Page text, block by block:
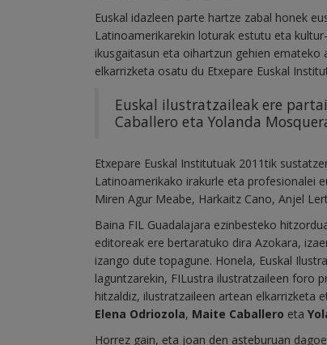
Euskal idazleen parte hartze zabal honek
Latinoamerikarekin loturak estutu eta
ikusgaitasun eta oihartzun gehien
elkarrizketa osatu du Etxepare Euskal
Euskal ilustratzaileak ere
Caballero eta Yolanda
Etxepare Euskal Institutuak 2011tik
Latinoamerikako irakurle eta profesionalei
Miren Agur Meabe, Harkaitz Cano, Anjel
Baina FIL Guadalajara ezinbesteko
editoreak ere bertaratuko dira Azokara,
izango dute topagune. Honela, Euskal
laguntzarekin, FILustra ilustratzaileen foro
hitzaldiz, ilustratzaileen artean elkarrizketa
Elena Odriozola, Maite Caballero eta
Horrez gain, eta joan den asteburuan